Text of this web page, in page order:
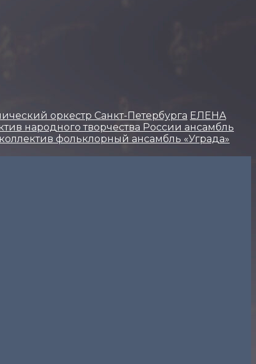
оркестр Санкт-Петербурга ЕЛЕНA
народного творчества России ансамбль
фольклорный ансамбль «Уграда»